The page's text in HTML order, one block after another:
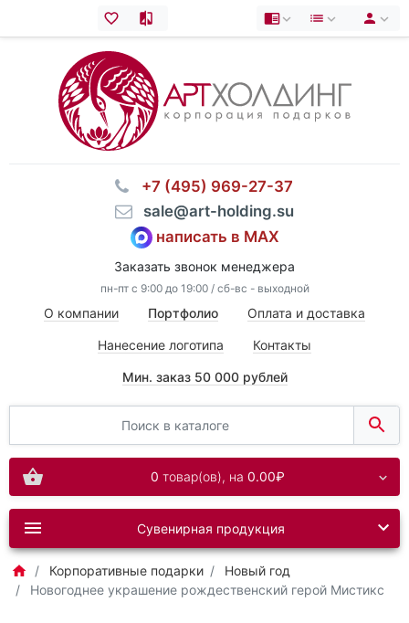
⠀+7 (495) 969-27-37
⠀sale@art-holding.su
написать в MAX
Заказать звонок менеджера
пн-пт с 9:00 до 19:00 / сб-вс - выходной
О компании Портфолио Оплата и доставка
Нанесение логотипа Контакты
Мин. заказ 50 000 рублей
0 товар(ов), на 0.00₽
Сувенирная продукция
Корпоративные подарки
Новый год
Новогоднее украшение рождественский герой Мистикс